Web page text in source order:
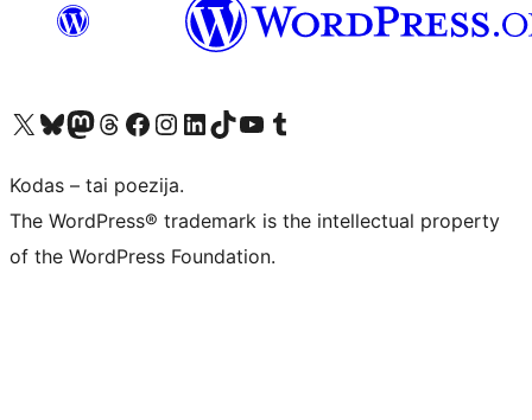
Visit our X (formerly Twitter) account
Apsilankykite mūsų Bluesky paskyroje
Visit our Mastodon account
Apsilankykite mūsų Threads paskyroje
Visit our Facebook page
Visit our Instagram account
Visit our LinkedIn account
Apsilankykite mūsų TikTok paskyroje
Visit our YouTube channel
Apsilankykite mūsų Tumblr paskyroje
Kodas – tai poezija.
The WordPress® trademark is the intellectual property
of the WordPress Foundation.